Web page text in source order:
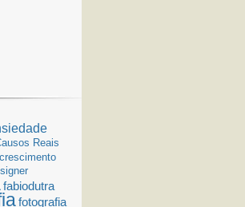
Reais
crescimento
fabiodutra
fotografia